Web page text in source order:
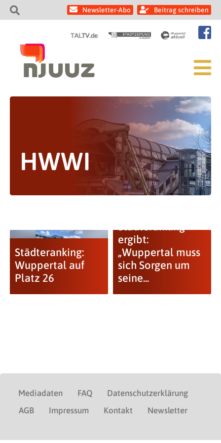
Newsletter-Abo Beitrag schreiben
HWWI
Städteranking:
Wuppertal auf
Platz 26
ergibt:
„Wuppertal muss
sich Sorgen um
seine...
Mediadaten FAQ
Datenschutzerklärung
AGB
Impressum Kontakt Newsletter